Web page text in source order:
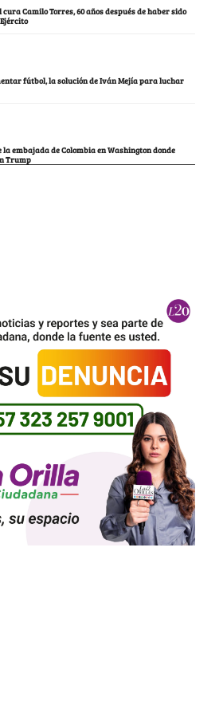
Camilo Torres, 60 años después de haber sido
fútbol, la solución de Iván Mejía para luchar
la embajada de Colombia en Washington donde
Trump